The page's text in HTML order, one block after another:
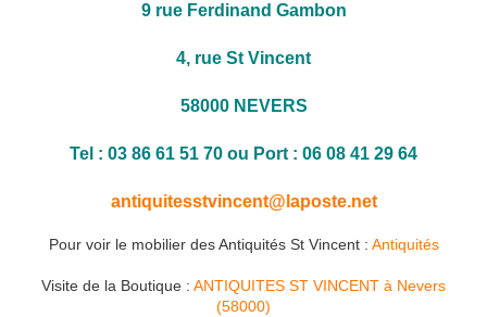
9 rue Ferdinand Gambon
4, rue St Vincent
58000 NEVERS
Tel : 03 86 61 51 70 ou Port : 06 08 41 29 64
antiquitesstvincent@laposte.net
Pour voir le mobilier des Antiquités St Vincent : Antiquités
Visite de la Boutique : ANTIQUITES ST VINCENT à Nevers
(58000)